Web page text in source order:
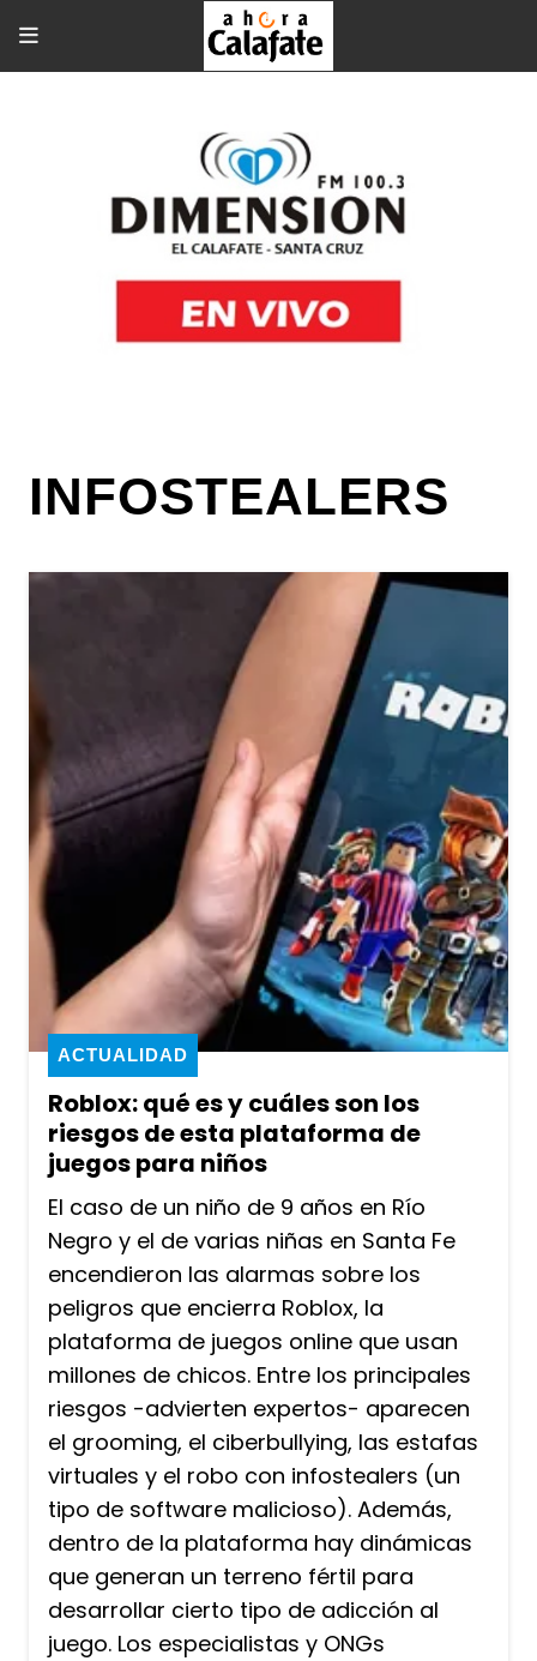
INFOSTEALERS
Roblox: qué es y cuáles son los
riesgos de esta plataforma de
juegos para niños
ACTUALIDAD
El caso de un niño de 9 años en Río
Negro y el de varias niñas en Santa Fe
encendieron las alarmas sobre los
peligros que encierra Roblox, la
plataforma de juegos online que usan
millones de chicos. Entre los principales
riesgos -advierten expertos- aparecen
el grooming, el ciberbullying, las estafas
virtuales y el robo con infostealers (un
tipo de software malicioso). Además,
dentro de la plataforma hay dinámicas
que generan un terreno fértil para
desarrollar cierto tipo de adicción al
juego. Los especialistas y ONGs